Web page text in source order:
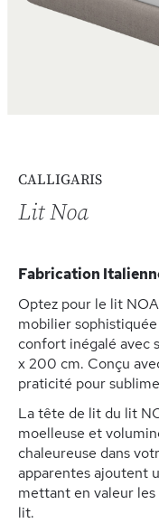
beginning
the
images
gallery
CALLIGARIS
Lit Noa
Fabrication
Optez pour le lit
mobilier
confort inégalé avec
x 200 cm. Conçu
praticité pour
La tête de lit du lit
moelleuse et
chaleureuse dans
apparentes ajoutent
mettant en valeur
lit.